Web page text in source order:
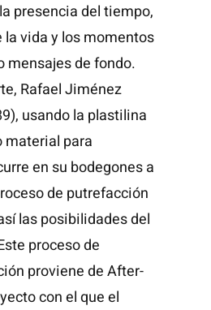
presencia del tiempo,
la vida y los momentos
mensajes de fondo.
Rafael Jiménez
usando la plastilina
material para
en su bodegones a
de putrefacción
las posibilidades del
proceso de
proviene de After-
con el que el